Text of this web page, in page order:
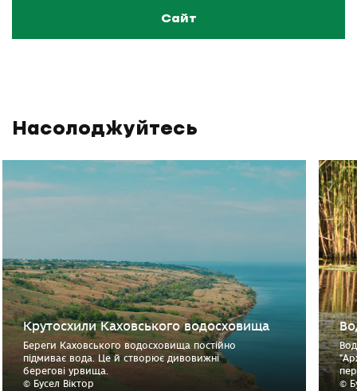
Сайт
Насолоджуйтесь
Крутосхили Каховського водосховища
Береги Каховського водосховища постійно
підмиває вода. Це й створює дивовижні
берегові урвища.
© Бусел Віктор
©